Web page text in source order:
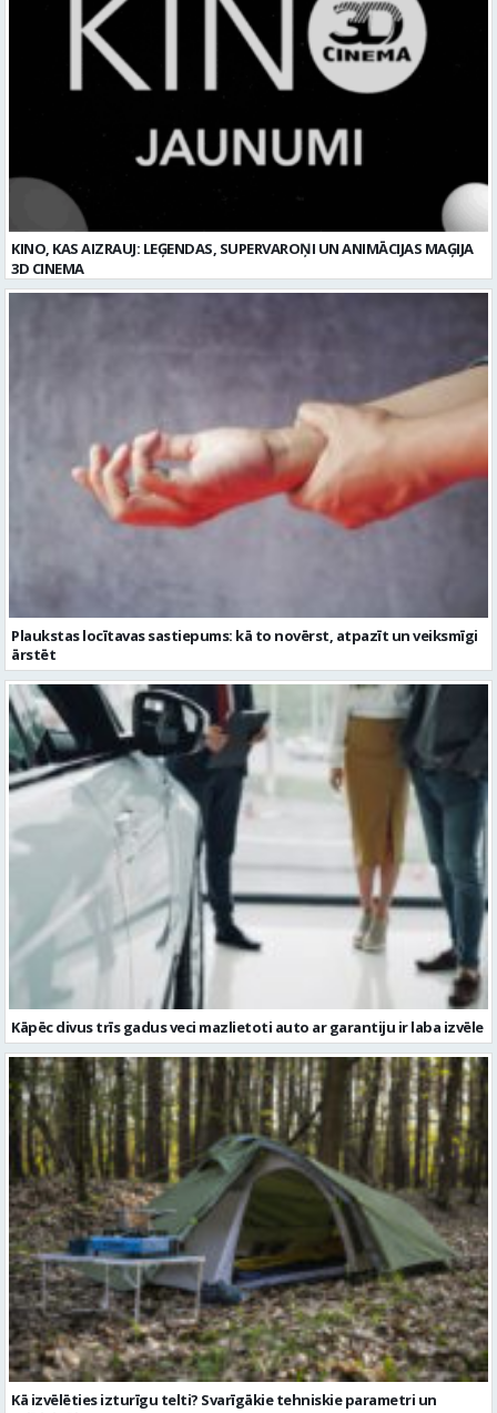
Plaukstas locītavas sastiepums: kā to novērst, atpazīt un veiksmīgi
Kāpēc divus trīs gadus veci mazlietoti auto ar garantiju ir laba izvēle
Kā izvēlēties izturīgu telti? Svarīgākie tehniskie parametri un
salīdzinājums